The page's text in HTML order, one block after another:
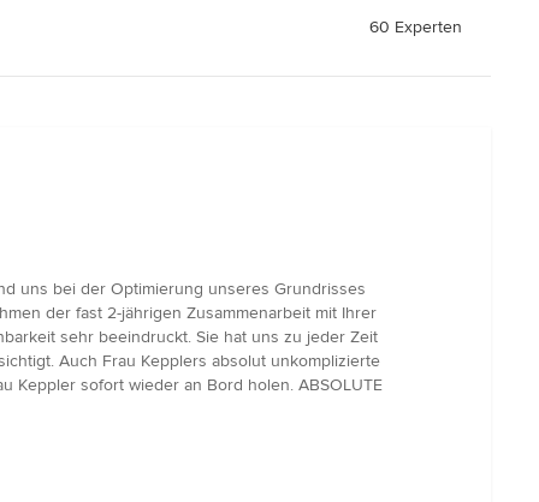
60 Experten
uns bei der Optimierung unseres Grundrisses
der fast 2-jährigen Zusammenarbeit mit Ihrer
sehr beeindruckt. Sie hat uns zu jeder Zeit
Auch Frau Kepplers absolut unkomplizierte
Keppler sofort wieder an Bord holen. ABSOLUTE